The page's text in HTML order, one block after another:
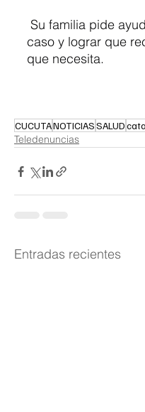
Su familia pide
caso y lograr que
que necesita.
CUCUTANOTICIASSALUD
Teledenuncias
Entradas recientes